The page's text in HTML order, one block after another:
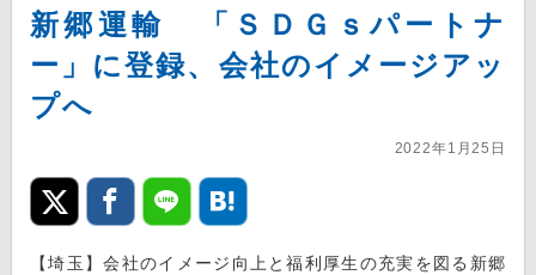
新郷運輸 「ＳＤＧｓパートナ
ー」に登録、会社のイメージアッ
プへ
2022年1月25日
【埼玉】会社のイメージ向上と福利厚生の充実を図る新郷